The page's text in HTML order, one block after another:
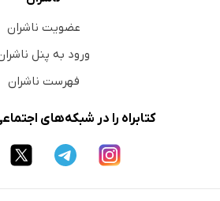
عضویت ناشران
ورود به پنل
فهرست ناشران
کتابراه را در شبکه‌های